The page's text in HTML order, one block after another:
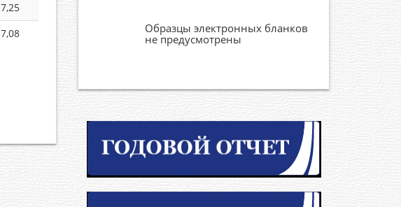
7,25
7,08
Образцы электронных бланков
не предусмотрены